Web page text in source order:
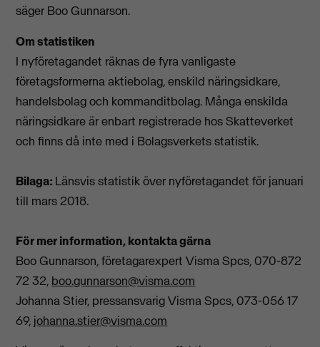
säger Boo Gunnarson.
Om statistiken
I nyföretagandet räknas de fyra vanligaste
företagsformerna aktiebolag, enskild näringsidkare,
handelsbolag och kommanditbolag. Många enskilda
näringsidkare är enbart registrerade hos Skatteverket
och finns då inte med i Bolagsverkets statistik.
Bilaga: Länsvis statistik över nyföretagandet för januari
till mars 2018.
För mer information, kontakta gärna
Boo Gunnarson, företagarexpert Visma Spcs, 070-872
72 32, boo.gunnarson@visma.com
Johanna Stier, pressansvarig Visma Spcs, 073-056 17
69, johanna.stier@visma.com